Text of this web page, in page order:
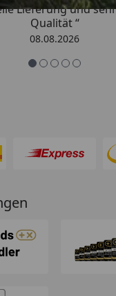
Lieferung und
Qualität “
08.08.2026